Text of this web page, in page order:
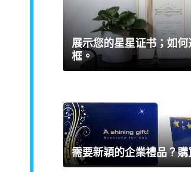
展示您的星星证书；如
框。
需要新穎的企業禮品？